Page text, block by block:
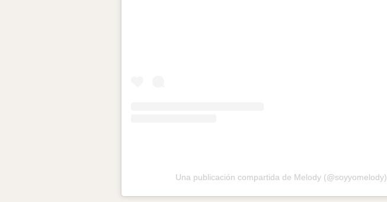
Una publicación compartida de Melody (@soyyomelody)